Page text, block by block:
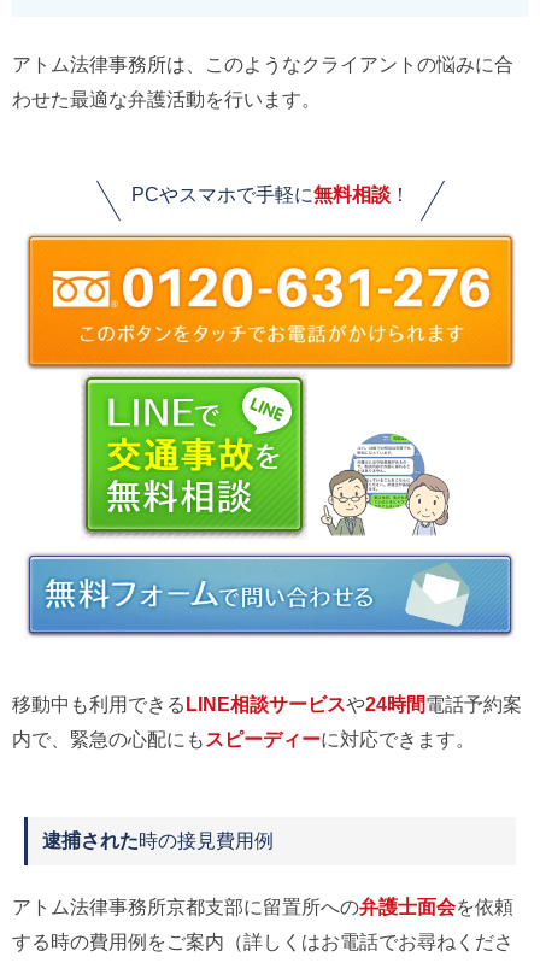
アトム法律事務所は、このようなクライアントの悩みに合
わせた最適な弁護活動を行います。
PCやスマホで手軽に無料相談！
移動中も利用できるLINE相談サービスや24時間電話予約案
内で、緊急の心配にも スピーディーに対応できます。
逮捕された時の接見費用例
アトム法律事務所京都支部に留置所への弁護士面会を依頼
する時の費用例をご案内（詳しくはお電話でお尋ねくださ